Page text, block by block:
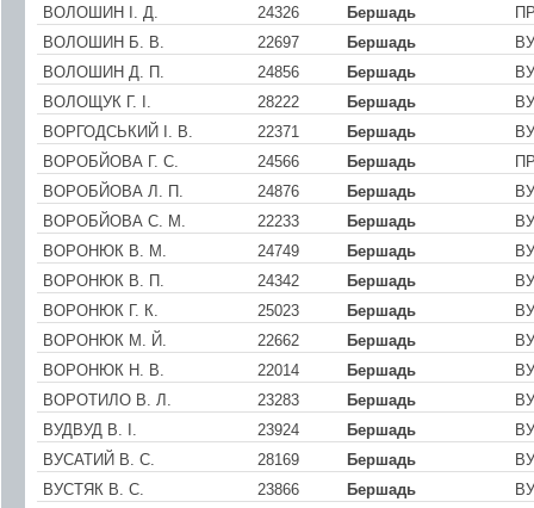
ВОЛОШИН І. Д.
24326 Бершадь
ВОЛОШИН Б. В.
22697 Бершадь
ВОЛОШИН Д. П.
24856 Бершадь
ВОЛОЩУК Г. I.
28222 Бершадь
ВОРГОДСЬКИЙ I. В.
22371 Бершадь
ВОРОБЙОВА Г. С.
24566 Бершадь
ВОРОБЙОВА Л. П.
24876 Бершадь
ВОРОБЙОВА С. М.
22233 Бершадь
ВОРОНЮК В. М.
24749 Бершадь
ВОРОНЮК В. П.
24342 Бершадь
ВОРОНЮК Г. К.
25023 Бершадь
ВОРОНЮК М. Й.
22662 Бершадь
ВОРОНЮК Н. В.
22014 Бершадь
ВОРОТИЛО В. Л.
23283 Бершадь
ВУДВУД В. І.
23924 Бершадь
ВУСАТИЙ В. С.
28169 Бершадь
ВУСТЯК В. С.
23866 Бершадь